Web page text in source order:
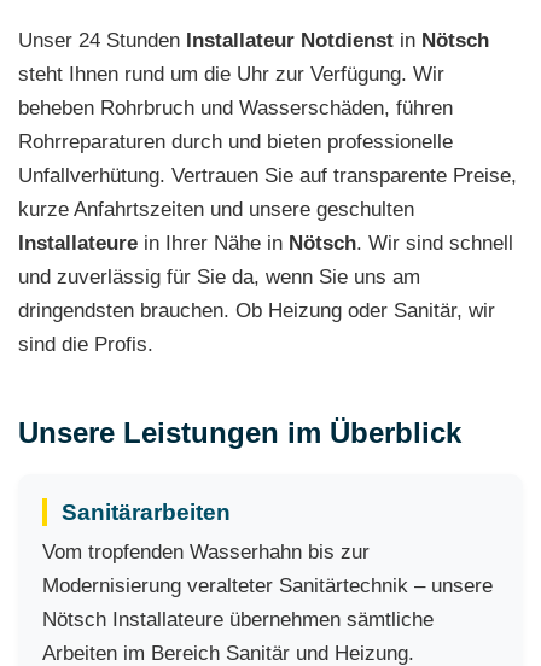
Unser 24 Stunden Installateur Notdienst in Nötsch
steht Ihnen rund um die Uhr zur Verfügung. Wir
beheben Rohrbruch und Wasserschäden, führen
Rohrreparaturen durch und bieten professionelle
Unfallverhütung. Vertrauen Sie auf transparente Preise,
kurze Anfahrtszeiten und unsere geschulten
Installateure in Ihrer Nähe in Nötsch. Wir sind schnell
und zuverlässig für Sie da, wenn Sie uns am
dringendsten brauchen. Ob Heizung oder Sanitär, wir
sind die Profis.
Unsere Leistungen im Überblick
Sanitärarbeiten
Vom tropfenden Wasserhahn bis zur
Modernisierung veralteter Sanitärtechnik – unsere
Nötsch Installateure übernehmen sämtliche
Arbeiten im Bereich Sanitär und Heizung.